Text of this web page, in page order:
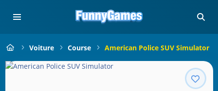
Voiture Course American Police SUV Simulator